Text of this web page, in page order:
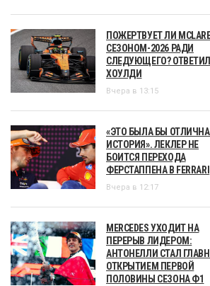
ПОЖЕРТВУЕТ ЛИ
СЕЗОНОМ-2026 РАДИ
СЛЕДУЮЩЕГО? ОТВЕТИЛ
ХОУЛДИ
Вчера в 13:15
«ЭТО БЫЛА БЫ
ИСТОРИЯ». ЛЕКЛЕР НЕ
БОИТСЯ ПЕРЕХОДА
ФЕРСТАППЕНА В FERRARI
Вчера в 12:17
MERCEDES УХОДИТ НА
ПЕРЕРЫВ ЛИДЕРОМ:
АНТОНЕЛЛИ СТАЛ
ОТКРЫТИЕМ ПЕРВОЙ
ПОЛОВИНЫ СЕЗОНА Ф1